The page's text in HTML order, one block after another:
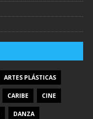
ARTES PLÁSTICAS
CARIBE CINE
DANZA